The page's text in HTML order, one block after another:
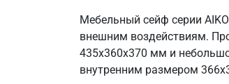
Мебельный сейф серии
внешним воздействиям.
435х360х370 мм и
внутренним размером